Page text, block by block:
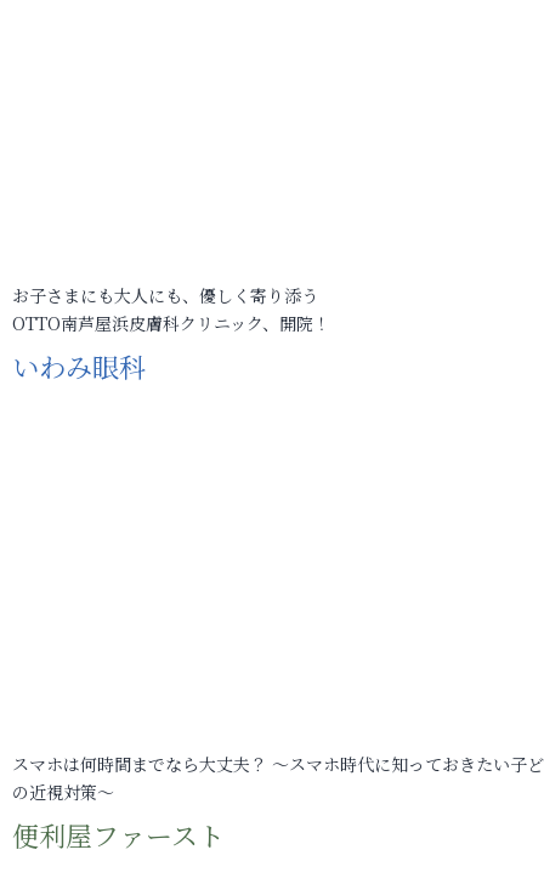
お子さまにも大人にも、優しく寄り添う
OTTO南芦屋浜皮膚科クリニック、開院！
いわみ眼科
スマホは何時間までなら大丈夫？ ～スマホ時代に知っておきたい子
の近視対策～
便利屋ファースト